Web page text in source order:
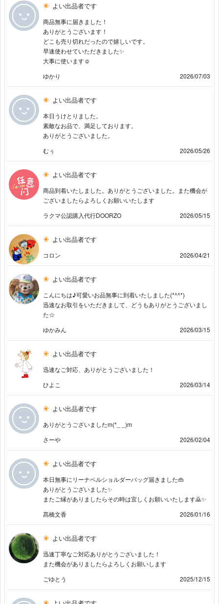
よい出品者です
商品無事に届きました！
ありがとうございます！
どこも売り切れだったので嬉しいです。
早速使わせていただきました✨
大事に使います☺️
ゆかり
2026/07/03
よい出品者です
本日うけとりました。
素敵なお品で、満足しております。
ありがとうございました。
むぅ
2026/05/26
よい出品者です
商品到着いたしました。ありがとうございました。また機会が
ございましたらよろしくお願いいたします
ラクマ公認購入代行DOORZO
2026/05/15
よい出品者です
コロン 2026/04/21
よい出品者です
こんにちは♪可愛いお品無事に到着いたしました(*^^*)
迅速なお取引をいただきまして、どうもありがとうございまし
た☆
ゆかみん
2026/03/15
よい出品者です
迅速なご対応、ありがとうございました！
ひよこ
2026/03/14
よい出品者です
ありがとうございましたm(*_ _)m
さーや
2026/02/04
よい出品者です
本日無事にリーナベルショルダーバッグ届きました👜
ありがとうございました✨️
またご縁がありましたらその時は宜しくお願いいたします🙇✨️
髙橋文香
2026/01/16
よい出品者です
迅速丁寧なご対応ありがとうございました！
また機会がありましたらよろしくお願いします
ごゆとう
2025/12/15